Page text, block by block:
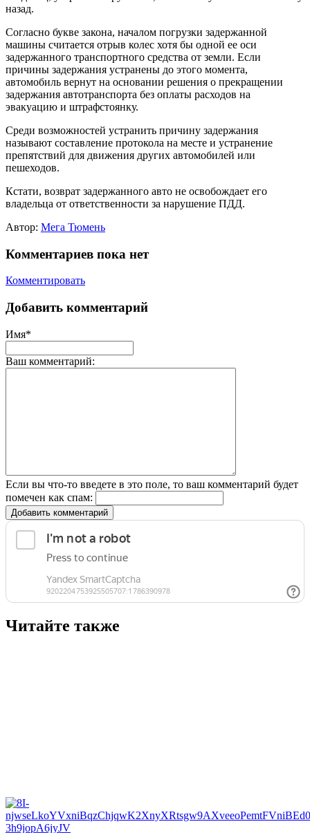
назад.
Согласно букве закона, началом погрузки задержанной
машины считается отрыв колес хотя бы одной ее оси
задержанного транспортного средства от земли. Если
причины задержания устранены до этого момента,
автомобиль вернут на основании решения о прекращении
задержания автотранспорта без оплаты расходов на
эвакуацию и штрафстоянку.
Среди возможностей устранить причину задержания
называют составление протокола на месте и устранение
препятствий для движения других автомобилей или
пешеходов.
Кстати, возврат задержанного авто не освобождает его
владельца от ответственности за нарушение ПДД.
Автор: Мега Тюмень
Комментариев пока нет
Комментировать
Добавить комментарий
Имя*
Ваш комментарий:
Если вы что-то введете в это поле, то ваш комментарий будет
помечен как спам:
Добавить комментарий
Читайте также